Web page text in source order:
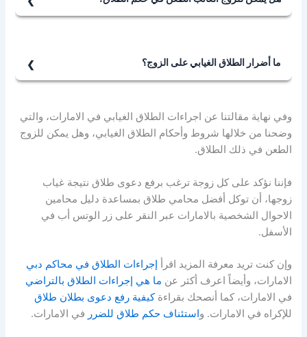
للزوج الغائب الطعن في حكم الطلاق الغيابي، إذا ما أثبت
ما أضرار الطلاق الغيابي على الزوج؟
الطلاق.
فإن الزوج الحاضر يمكنه أن يدافع عن حقوقه، وقد يصل إلى
اتفاقية الطلاق بالتراضي مع زوجته، أو يتفق معها على الخلع،
حقوقاً للزوجة قد لا يقبل بها الزوج.
وفي نهاية مقالتنا عن اجراءات الطلاق الغيابي في الامارات، والتي
وضحنا من خلالها شروط وأحكام الطلاق الغيابي، وهل يمكن للزوج
الطعن في ذلك الطلاق.
فإننا نؤكد على كل زوجة ترغب برفع دعوى طلاق نتيجة غياب
زوجها، أن توكل أفضل محامي طلاق بمساعدة دليل محامين
الاحوال الشخصية بالامارات عبر النقر على زر الوتس أب في
الأسفل.
وإن كنت تريد معرفة المزيد اقرأ إجراءات الطلاق في محاكم دبي
الامارات، وأيضاً اعرف أكثر عن ما هي إجراءات الطلاق بالتراضي
في الامارات، كما أنصحك بقراءةكيفية رفع دعوى بطلان طلاق
للإكراه في الامارات. واستئناف حكم طلاق للضرر في الامارات.